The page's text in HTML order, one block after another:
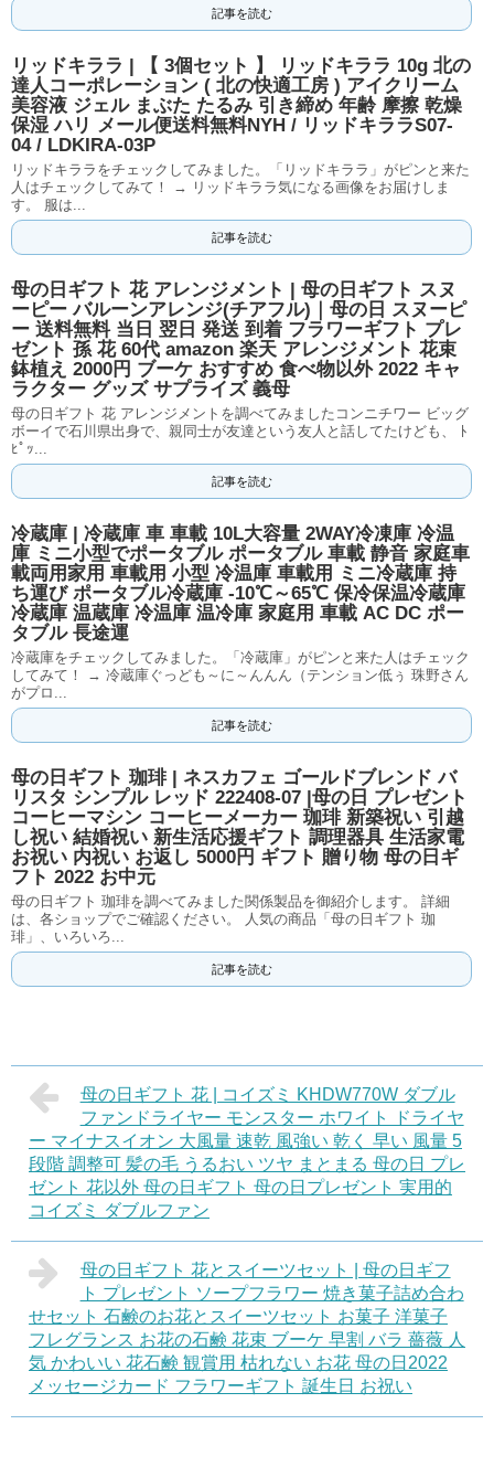
記事を読む
リッドキララ | 【 3個セット 】 リッドキララ 10g 北の
達人コーポレーション ( 北の快適工房 ) アイクリーム
美容液 ジェル まぶた たるみ 引き締め 年齢 摩擦 乾燥
保湿 ハリ メール便送料無料NYH / リッドキララS07-
04 / LDKIRA-03P
リッドキララをチェックしてみました。「リッドキララ」がピンと来た
人はチェックしてみて！ → リッドキララ気になる画像をお届けしま
す。 服は...
記事を読む
母の日ギフト 花 アレンジメント | 母の日ギフト スヌ
ーピー バルーンアレンジ(チアフル)｜母の日 スヌーピ
ー 送料無料 当日 翌日 発送 到着 フラワーギフト プレ
ゼント 孫 花 60代 amazon 楽天 アレンジメント 花束
鉢植え 2000円 ブーケ おすすめ 食べ物以外 2022 キャ
ラクター グッズ サプライズ 義母
母の日ギフト 花 アレンジメントを調べてみましたコンニチワー ビッグ
ボーイで石川県出身で、親同士が友達という友人と話してたけども、 ﾄ
ﾋﾟｯ...
記事を読む
冷蔵庫 | 冷蔵庫 車 車載 10L大容量 2WAY冷凍庫 冷温
庫 ミニ小型でポータブル ポータブル 車載 静音 家庭車
載両用家用 車載用 小型 冷温庫 車載用 ミニ冷蔵庫 持
ち運び ポータブル冷蔵庫 -10℃～65℃ 保冷保温冷蔵庫
冷蔵庫 温蔵庫 冷温庫 温冷庫 家庭用 車載 AC DC ポー
タブル 長途運
冷蔵庫をチェックしてみました。「冷蔵庫」がピンと来た人はチェック
してみて！ → 冷蔵庫ぐっども～に～んんん（テンション低ぅ 珠野さん
がプロ...
記事を読む
母の日ギフト 珈琲 | ネスカフェ ゴールドブレンド バ
リスタ シンプル レッド 222408-07 |母の日 プレゼント
コーヒーマシン コーヒーメーカー 珈琲 新築祝い 引越
し祝い 結婚祝い 新生活応援ギフト 調理器具 生活家電
お祝い 内祝い お返し 5000円 ギフト 贈り物 母の日ギ
フト 2022 お中元
母の日ギフト 珈琲を調べてみました関係製品を御紹介します。 詳細
は、各ショップでご確認ください。 人気の商品「母の日ギフト 珈
琲」、いろいろ...
記事を読む
母の日ギフト 花 | コイズミ KHDW770W ダブル
ファンドライヤー モンスター ホワイト ドライヤ
ー マイナスイオン 大風量 速乾 風強い 乾く 早い 風量 5
段階 調整可 髪の毛 うるおい ツヤ まとまる 母の日 プレ
ゼント 花以外 母の日ギフト 母の日プレゼント 実用的
コイズミ ダブルファン
母の日ギフト 花とスイーツセット | 母の日ギフ
ト プレゼント ソープフラワー 焼き菓子詰め合わ
せセット 石鹸のお花とスイーツセット お菓子 洋菓子
フレグランス お花の石鹸 花束 ブーケ 早割 バラ 薔薇 人
気 かわいい 花石鹸 観賞用 枯れない お花 母の日2022
メッセージカード フラワーギフト 誕生日 お祝い